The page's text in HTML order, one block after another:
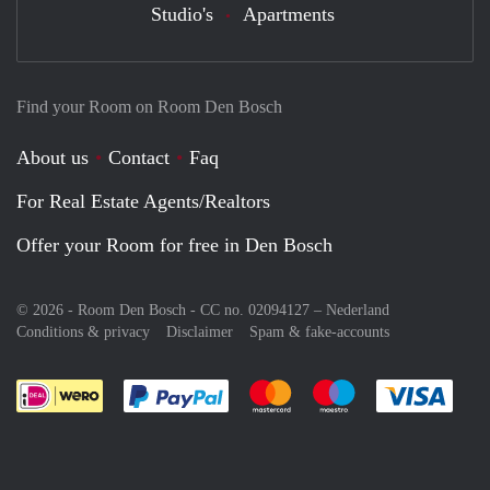
Find your Room on Room Den Bosch
About us Contact
Faq
For Real Estate Agents/Realtors
Offer your Room for free in Den Bosch
© 2026 - Room Den Bosch - CC no. 02094127 – Nederland
Conditions & privacy
Disclaimer Spam & fake-accounts
Pay easily with :payment method
Pay easily with :payment
Pay easily with
Studio's Apartments